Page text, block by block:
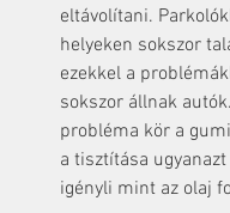
eltávolítani.
helyeken sokszor
ezekkel a
sokszor állnak
probléma kör a
a tisztítása
igényli mint az olaj